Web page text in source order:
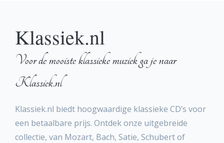
Klassiek.nl
Voor de mooiste klassieke muziek ga je naar
Klassiek.nl
Klassiek.nl biedt hoogwaardige klassieke CD’s voor
een betaalbare prijs. Ontdek onze uitgebreide
collectie, van Mozart, Bach, Satie, Schubert of